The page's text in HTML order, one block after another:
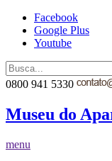
Facebook
Google Plus
Youtube
0800 941 5330
Museu do
menu